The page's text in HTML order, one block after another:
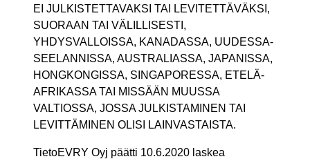
EI JULKISTETTAVAKSI TAI LEVITETTÄVÄKSI,
SUORAAN TAI VÄLILLISESTI,
YHDYSVALLOISSA, KANADASSA, UUDESSA-
SEELANNISSA, AUSTRALIASSA, JAPANISSA,
HONGKONGISSA, SINGAPORESSA, ETELÄ-
AFRIKASSA TAI MISSÄÄN MUUSSA
VALTIOSSA, JOSSA JULKISTAMINEN TAI
LEVITTÄMINEN OLISI LAINVASTAISTA.
TietoEVRY Oyj päätti 10.6.2020 laskea